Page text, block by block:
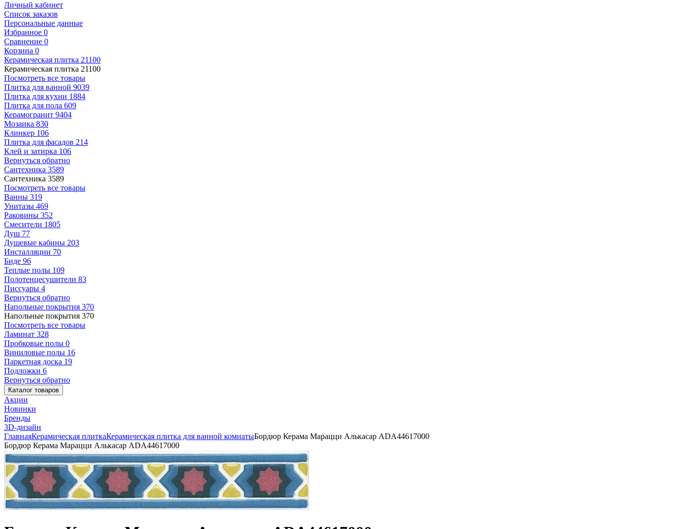
Личный кабинет
Список заказов
Персональные данные
Избранное 0
Сравнение 0
Корзина 0
Керамическая плитка 21100
Керамическая плитка 21100
Посмотреть все товары
Плитка для ванной 9039
Плитка для кухни 1884
Плитка для пола 609
Керамогранит 9404
Мозаика 830
Клинкер 106
Плитка для фасадов 214
Клей и затирка 106
Вернуться обратно
Сантехника 3589
Сантехника 3589
Посмотреть все товары
Ванны 319
Унитазы 469
Раковины 352
Смесители 1805
Душ 77
Душевые кабины 203
Инсталляции 70
Биде 96
Теплые полы 109
Полотенцесушители 83
Писсуары 4
Вернуться обратно
Напольные покрытия 370
Напольные покрытия 370
Посмотреть все товары
Ламинат 328
Пробковые полы 0
Виниловые полы 16
Паркетная доска 19
Подложки 6
Вернуться обратно
Каталог товаров
Акции
Новинки
Бренды
3D-дизайн
ГлавнаяКерамическая плиткаКерамическая плитка для ванной комнатыБордюр Керама Марацци Алькасар ADA44617000
Бордюр Керама Марацци Алькасар ADA44617000